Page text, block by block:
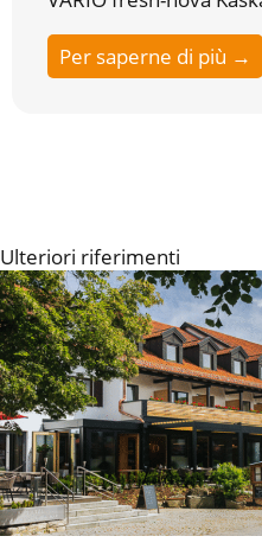
Per saperne di più →
Ulteriori riferimenti